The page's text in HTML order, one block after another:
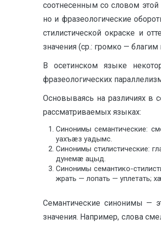
соотнесенным со словом этой
но и фразеологические
стилистической окраске и
значения (ср.: громко —
В осетинском языке
фразеологических
Основываясь на различиях в
рассматриваемых языках:
Синонимы семантические:
уахъæз уадымс.
Синонимы стилистические:
дунемæ ацыд.
Синонимы семантико-
жрать — лопать —
Семантические синонимы —
значения. Например, слова